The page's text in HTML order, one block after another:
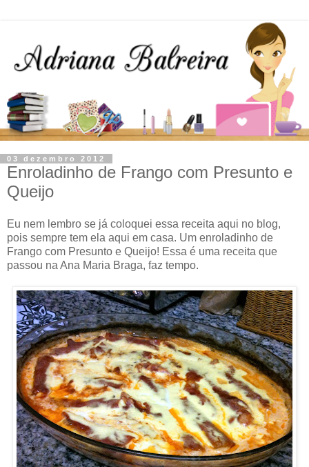
03 dezembro 2012
Enroladinho de Frango com Presunto e
Queijo
Eu nem lembro se já coloquei essa receita aqui no blog,
pois sempre tem ela aqui em casa. Um enroladinho de
Frango com Presunto e Queijo! Essa é uma receita que
passou na Ana Maria Braga, faz tempo.